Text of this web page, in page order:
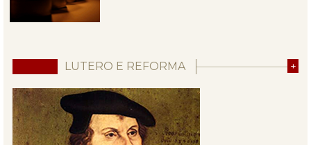
LUTERO E REFORMA +